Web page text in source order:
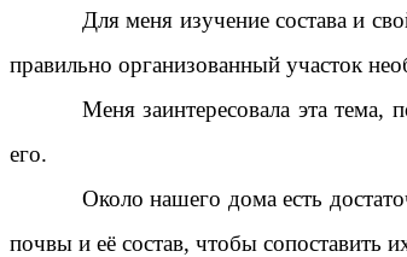
Для меня изучение состава и
правильно организованный участок
Меня заинтересовала эта
его.
Около нашего дома есть
почвы и её состав, чтобы сопоставить